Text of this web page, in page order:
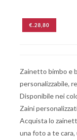
€.28,80
Zainetto bimbo e
personalizzabile,
Disponibile nei
Zaini
Acquista lo
una foto a te